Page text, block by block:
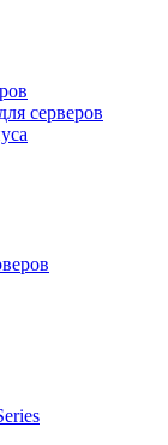
серверов